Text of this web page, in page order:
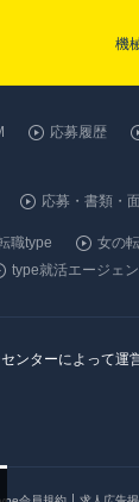
機
応募履歴
応募・書類・
職type 女の
type就活エージェン
ンターによって運